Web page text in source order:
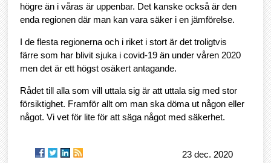
högre än i våras är uppenbar. Det kanske också är den
enda regionen där man kan vara säker i en jämförelse.
I de flesta regionerna och i riket i stort är det troligtvis
färre som har blivit sjuka i covid-19 än under våren 2020
men det är ett högst osäkert antagande.
Rådet till alla som vill uttala sig är att uttala sig med stor
försiktighet. Framför allt om man ska döma ut någon eller
något. Vi vet för lite för att säga något med säkerhet.
23 dec. 2020